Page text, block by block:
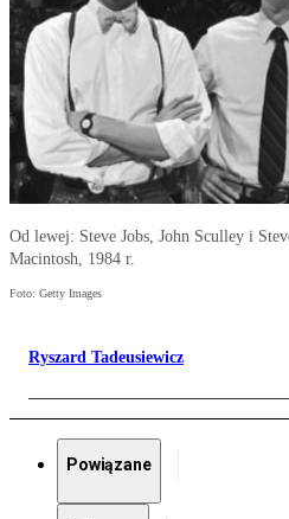
Od lewej: Steve Jobs, John Sculley i
Macintosh, 1984 r.
Foto: Getty Images
Ryszard Tadeusiewicz
Powiązane